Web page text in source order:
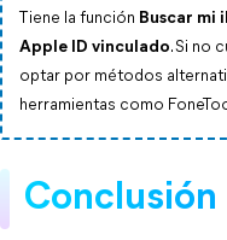
Tiene la función Buscar mi
Apple ID vinculado. Si no
optar por métodos
herramientas como
Conclusión